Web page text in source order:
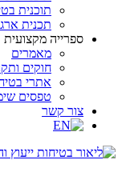
תוכנית
תכנית
ספרייה מקצועית
מאמרים
חוקים
אתרי
טפסים
צור קשר